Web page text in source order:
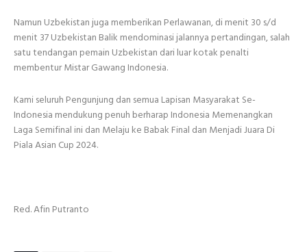
Namun Uzbekistan juga memberikan Perlawanan, di menit 30 s/d
menit 37 Uzbekistan Balik mendominasi jalannya pertandingan, salah
satu tendangan pemain Uzbekistan dari luar kotak penalti
membentur Mistar Gawang Indonesia.
Kami seluruh Pengunjung dan semua Lapisan Masyarakat Se-
Indonesia mendukung penuh berharap Indonesia Memenangkan
Laga Semifinal ini dan Melaju ke Babak Final dan Menjadi Juara Di
Piala Asian Cup 2024.
Red. Afin Putranto